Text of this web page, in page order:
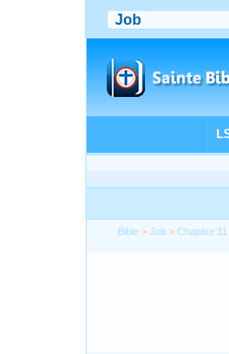
Bible >Job >Chapitre 11